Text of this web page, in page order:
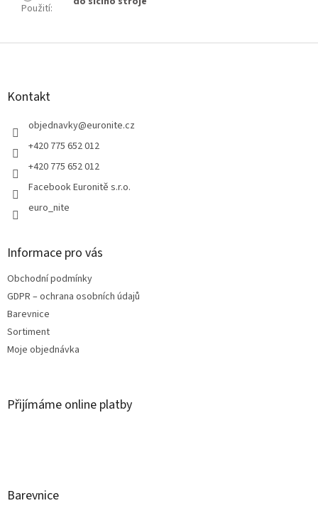
Použití:
Z
Kontakt
objednavky@euronite.cz
+420 775 652 012
+420 775 652 012
Facebook Euronitě s.r.o.
euro_nite
Informace pro vás
Obchodní podmínky
GDPR – ochrana osobních údajů
Barevnice
Sortiment
Moje objednávka
Přijímáme online platby
Barevnice